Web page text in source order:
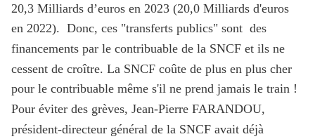
20,3 Milliards d’euros en 2023 (20,0 Milliards d'euros
en 2022). Donc, ces "transferts publics" sont des
financements par le contribuable de la SNCF et ils ne
cessent de croître. La SNCF coûte de plus en plus cher
pour le contribuable même s'il ne prend jamais le train !
Pour éviter des grèves, Jean-Pierre FARANDOU,
président-directeur général de la SNCF avait déjà